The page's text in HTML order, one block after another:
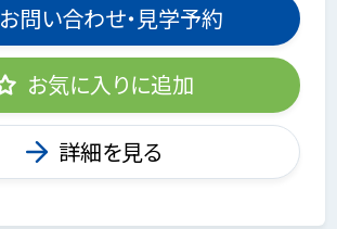
お問い合わせ・見学予約
お気に入りに追加
詳細を見る